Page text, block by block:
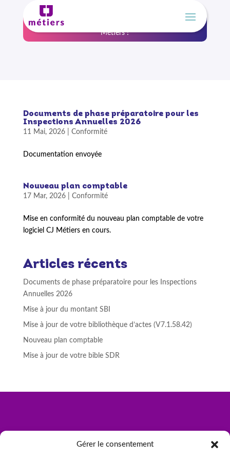
Gérer le consentement
Un nouveau nom, la même expertise, Athéna devient CJ
Métiers !
Documents de phase préparatoire pour les
Inspections Annuelles 2026
11 Mai, 2026| Conformité
Documentation envoyée
Nouveau plan comptable
17 Mar, 2026| Conformité
Mise en conformité du nouveau plan comptable de votre
logiciel CJ Métiers en cours.
Articles récents
Documents de phase préparatoire pour les Inspections
Annuelles 2026
Mise à jour du montant SBI
Mise à jour de votre bibliothèque d’actes (V7.1.58.42)
Nouveau plan comptable
Mise à jour de votre bible SDR